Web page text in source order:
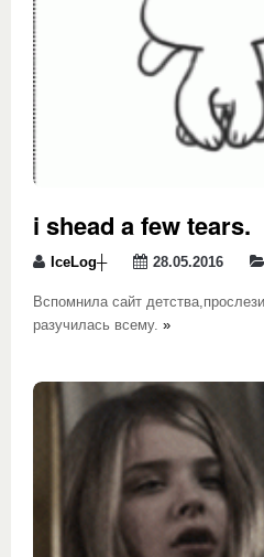
i shead a few tears.
IceLog┼ 28.05.2016
Вспомнила сайт
разучилась всему. »